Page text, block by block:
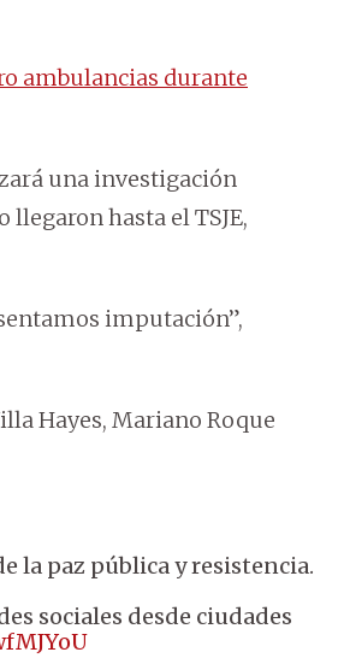
ambulancias durante
una investigación
hasta el TSJE,
imputación”,
Hayes, Mariano Roque
la paz pública y resistencia.
sociales desde ciudades